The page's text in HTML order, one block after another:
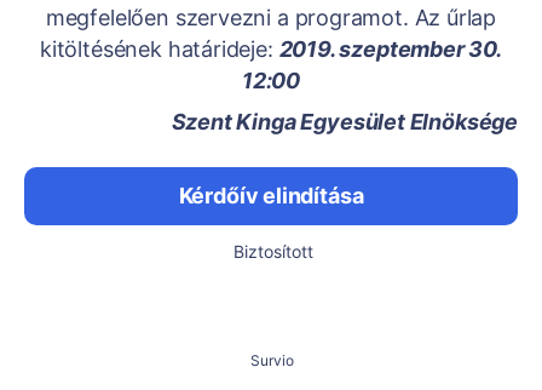
megfelelően szervezni a programot. Az űrlap
kitöltésének határideje: 2019. szeptember 30.
12:00
Szent Kinga Egyesület Elnöksége
Kérdőív elindítása
Biztosított
Survio